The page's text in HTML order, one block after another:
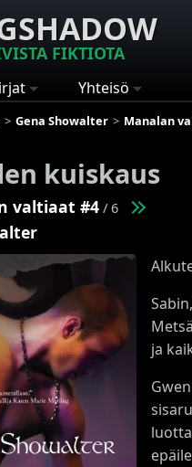
FIKTIOTA
Yhteisö
Gena Showalter Manalan
kuiskaus
valtiaat #4 / 6
ja